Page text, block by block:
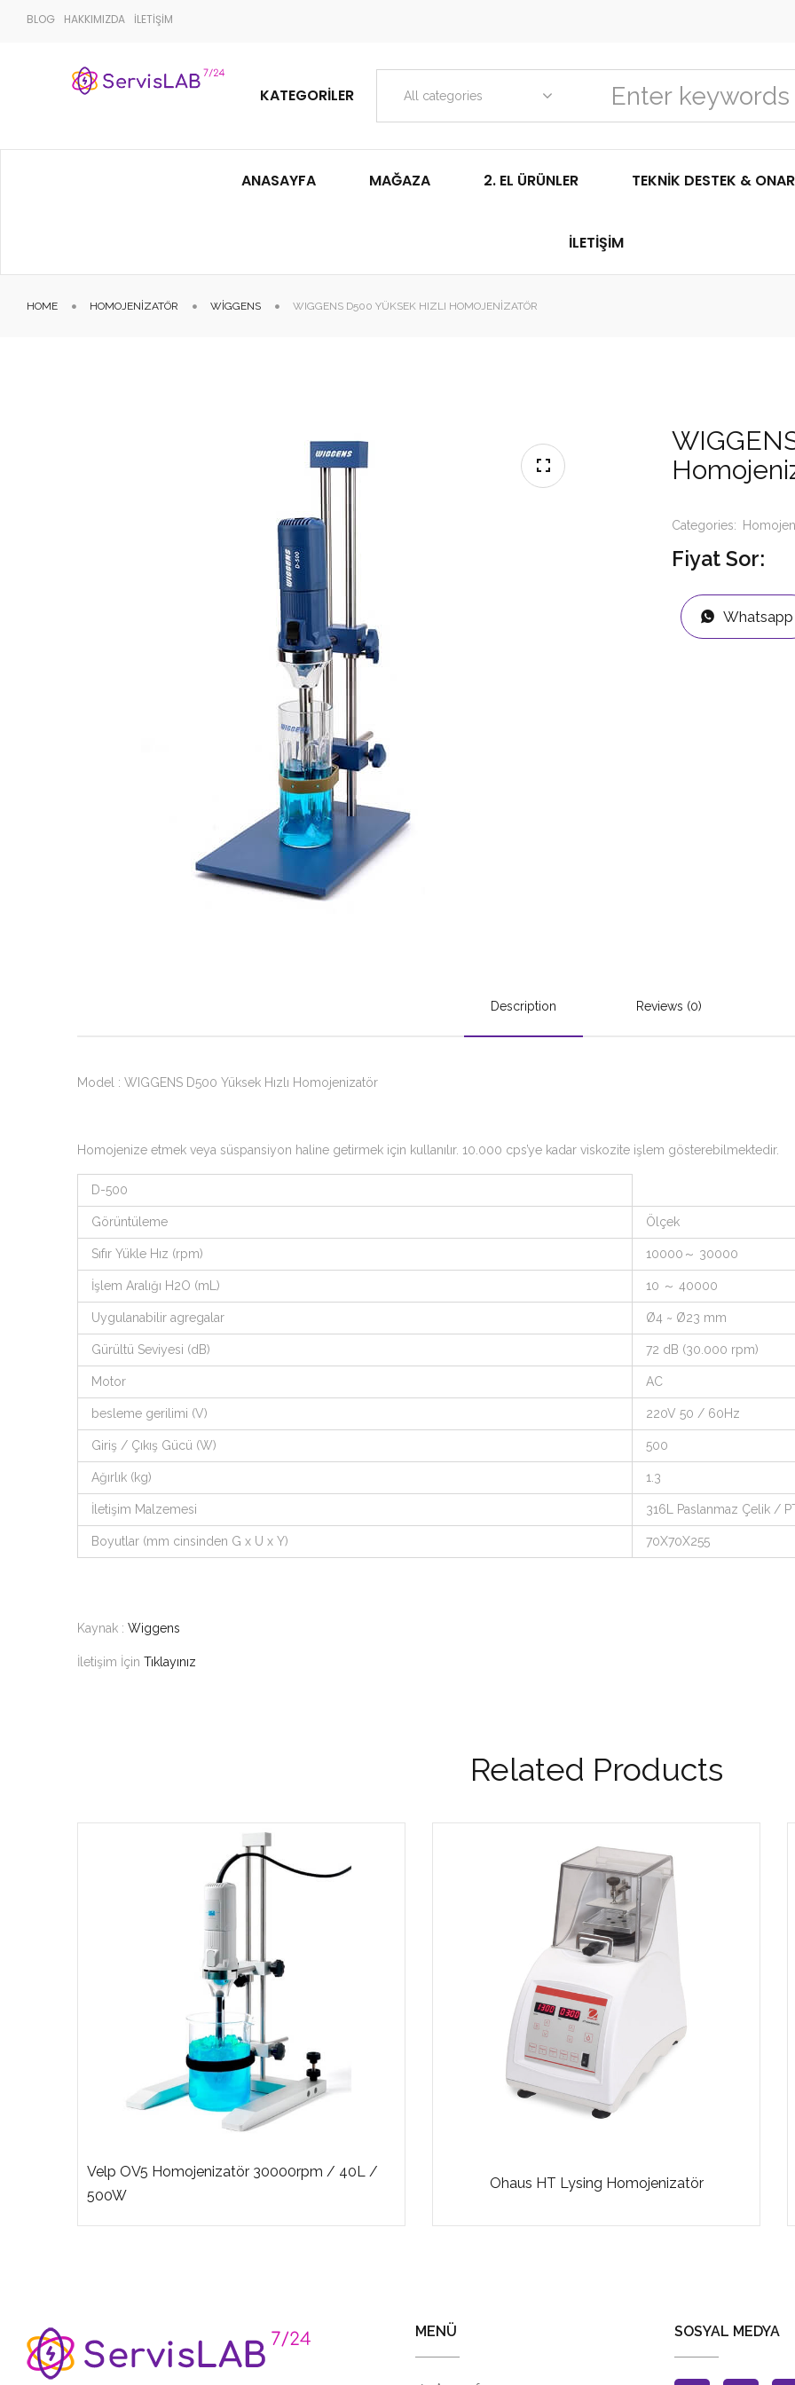
BLOG HAKKIMIZDA İLETİŞİM
KATEGORILER All categories
ANASAYFA MAĞAZA 2. EL ÜRÜNLER TEKNIK DESTEK &
İLETIŞIM
HOME HOMOJENIZATÖR WIGGENS WIGGENS D500 YÜKSEK HIZLI HOMOJENIZATÖR
Categories:
Fiyat Sor:
Whatsapp
Description Reviews (0)
Model : WIGGENS D500 Yüksek Hızlı Homojenizatör
Homojenize etmek veya süspansiyon haline getirmek için kullanılır. 10.000 cps’ye kadar viskozite işlem gösterebilmektedir.
D-500
Görüntüleme Ölçek
Sıfır Yükle Hız (rpm) 10000～ 30000
İşlem Aralığı H2O (mL) 10 ～ 40000
Uygulanabilir agregalar Ø4 ~ Ø23 mm
Gürültü Seviyesi (dB) 72 dB (30.000 rpm)
Motor AC
besleme gerilimi (V) 220V 50 / 60Hz
Giriş / Çıkış Gücü (W) 500
Ağırlık (kg) 1.3
İletişim Malzemesi 316L Paslanmaz Çelik /
Boyutlar (mm cinsinden G x U x Y) 70X70X255
Kaynak : Wiggens
İletişim İçin Tıklayınız
Related Products
Velp OV5 Homojenizatör 30000rpm / 40L /
500W
Ohaus HT Lysing Homojenizatör
MENÜ SOSYAL MEDYA